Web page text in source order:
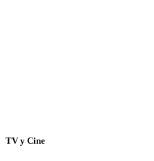
TV y Cine